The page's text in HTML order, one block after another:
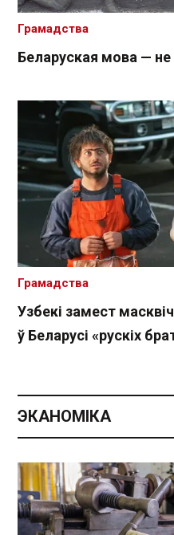
Беларуская мова —
Грамадства
Узбекі замест
ў Беларусі «рускіх
Грамадства
ЭКАНОМІКА